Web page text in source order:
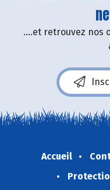
....et retrouvez nos
Accueil